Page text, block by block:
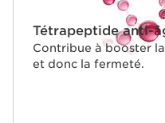
Tétrapeptide anti-
Contribue à booster
et donc la fermeté.